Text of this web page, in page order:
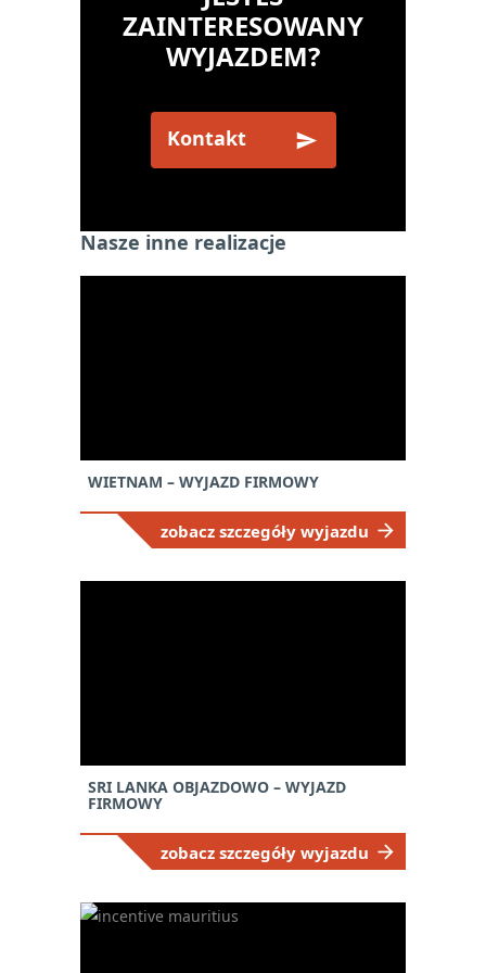
ZAINTERESOWANY
WYJAZDEM?
Kontakt
Nasze inne realizacje
WIETNAM – WYJAZD FIRMOWY
zobacz szczegóły wyjazdu
SRI LANKA OBJAZDOWO – WYJAZD
FIRMOWY
zobacz szczegóły wyjazdu